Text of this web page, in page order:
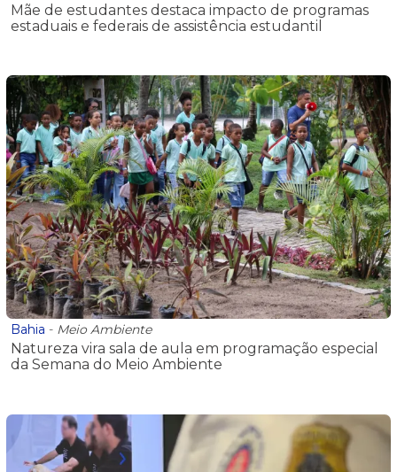
Mãe de estudantes destaca impacto de programas
estaduais e federais de assistência estudantil
Bahia - Meio Ambiente
Natureza vira sala de aula em programação especial
da Semana do Meio Ambiente